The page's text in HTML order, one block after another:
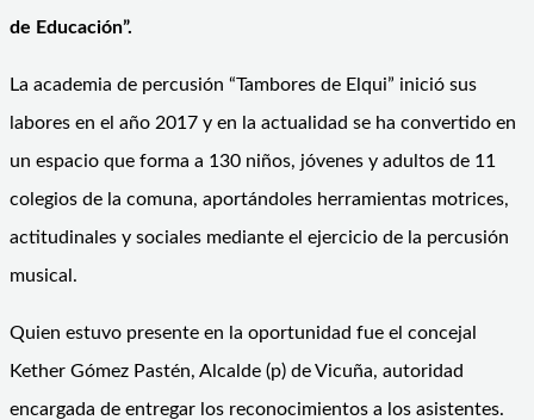
de Educación”.
La academia de percusión “Tambores de Elqui” inició sus
labores en el año 2017 y en la actualidad se ha convertido en
un espacio que forma a 130 niños, jóvenes y adultos de 11
colegios de la comuna, aportándoles herramientas motrices,
actitudinales y sociales mediante el ejercicio de la percusión
musical.
Quien estuvo presente en la oportunidad fue el concejal
Kether Gómez Pastén, Alcalde (p) de Vicuña, autoridad
encargada de entregar los reconocimientos a los asistentes.